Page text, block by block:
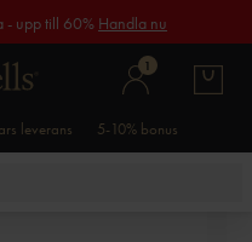
- upp till 60% Handla nu
1
leverans 5-10% bonus